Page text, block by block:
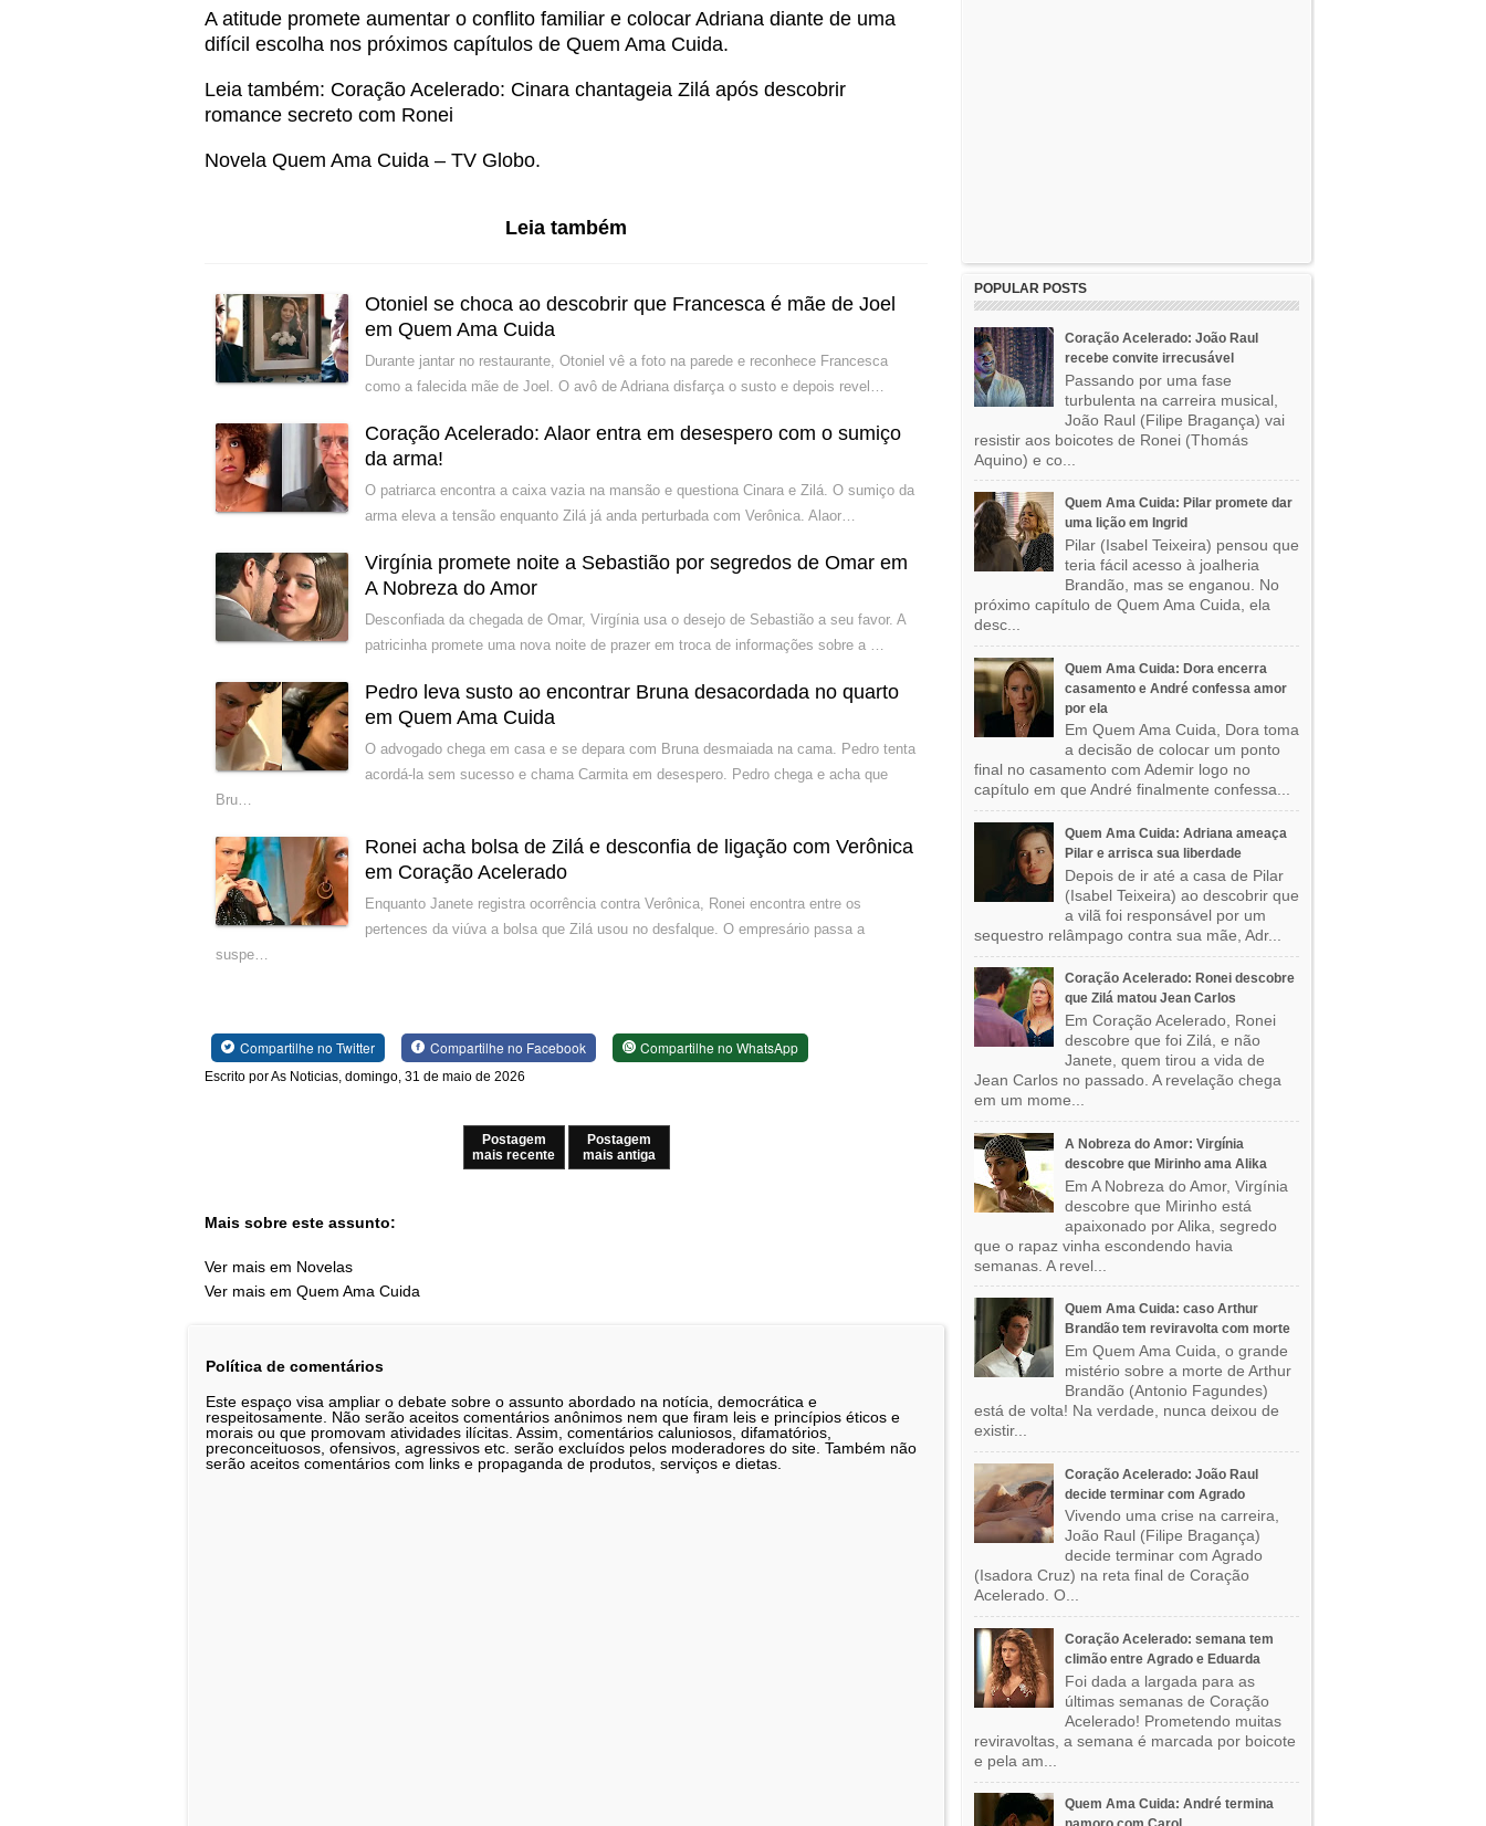
A atitude promete aumentar o conflito familiar e colocar Adriana diante de uma
difícil escolha nos próximos capítulos de Quem Ama Cuida.
Leia também: Coração Acelerado: Cinara chantageia Zilá após descobrir
romance secreto com Ronei
Novela Quem Ama Cuida – TV Globo.
Leia também
Otoniel se choca ao descobrir que Francesca é mãe de Joel
em Quem Ama Cuida
Durante jantar no restaurante, Otoniel vê a foto na parede e reconhece Francesca
como a falecida mãe de Joel. O avô de Adriana disfarça o susto e depois revel…
Coração Acelerado: Alaor entra em desespero com o sumiço
da arma!
O patriarca encontra a caixa vazia na mansão e questiona Cinara e Zilá. O sumiço da
arma eleva a tensão enquanto Zilá já anda perturbada com Verônica. Alaor…
Virgínia promete noite a Sebastião por segredos de Omar em
A Nobreza do Amor
Desconfiada da chegada de Omar, Virgínia usa o desejo de Sebastião a seu favor. A
patricinha promete uma nova noite de prazer em troca de informações sobre a …
Pedro leva susto ao encontrar Bruna desacordada no quarto
em Quem Ama Cuida
O advogado chega em casa e se depara com Bruna desmaiada na cama. Pedro tenta
acordá-la sem sucesso e chama Carmita em desespero. Pedro chega e acha que
Bru…
Ronei acha bolsa de Zilá e desconfia de ligação com Verônica
em Coração Acelerado
Enquanto Janete registra ocorrência contra Verônica, Ronei encontra entre os
pertences da viúva a bolsa que Zilá usou no desfalque. O empresário passa a
suspe…
Compartilhe no Twitter Compartilhe no Facebook Compartilhe no WhatsApp
Escrito por As Noticias, domingo, 31 de maio de 2026
Postagem
mais recente
Postagem
mais antiga
Mais sobre este assunto:
Ver mais em Novelas
Ver mais em Quem Ama Cuida
Política de comentários
Este espaço visa ampliar o debate sobre o assunto abordado na notícia, democrática e
respeitosamente. Não serão aceitos comentários anônimos nem que firam leis e princípios éticos e
morais ou que promovam atividades ilícitas. Assim, comentários caluniosos, difamatórios,
preconceituosos, ofensivos, agressivos etc. serão excluídos pelos moderadores do site. Também não
serão aceitos comentários com links e propaganda de produtos, serviços e dietas.
POPULAR POSTS
Coração Acelerado: João Raul
recebe convite irrecusável
Passando por uma fase
turbulenta na carreira musical,
João Raul (Filipe Bragança) vai
resistir aos boicotes de Ronei (Thomás
Aquino) e co...
Quem Ama Cuida: Pilar promete dar
uma lição em Ingrid
Pilar (Isabel Teixeira) pensou que
teria fácil acesso à joalheria
Brandão, mas se enganou. No
próximo capítulo de Quem Ama Cuida, ela
desc...
Quem Ama Cuida: Dora encerra
casamento e André confessa amor
por ela
Em Quem Ama Cuida, Dora toma
a decisão de colocar um ponto
final no casamento com Ademir logo no
capítulo em que André finalmente confessa...
Quem Ama Cuida: Adriana ameaça
Pilar e arrisca sua liberdade
Depois de ir até a casa de Pilar
(Isabel Teixeira) ao descobrir que
a vilã foi responsável por um
sequestro relâmpago contra sua mãe, Adr...
Coração Acelerado: Ronei descobre
que Zilá matou Jean Carlos
Em Coração Acelerado, Ronei
descobre que foi Zilá, e não
Janete, quem tirou a vida de
Jean Carlos no passado. A revelação chega
em um mome...
A Nobreza do Amor: Virgínia
descobre que Mirinho ama Alika
Em A Nobreza do Amor, Virgínia
descobre que Mirinho está
apaixonado por Alika, segredo
que o rapaz vinha escondendo havia
semanas. A revel...
Quem Ama Cuida: caso Arthur
Brandão tem reviravolta com morte
Em Quem Ama Cuida, o grande
mistério sobre a morte de Arthur
Brandão (Antonio Fagundes)
está de volta! Na verdade, nunca deixou de
existir...
Coração Acelerado: João Raul
decide terminar com Agrado
Vivendo uma crise na carreira,
João Raul (Filipe Bragança)
decide terminar com Agrado
(Isadora Cruz) na reta final de Coração
Acelerado. O...
Coração Acelerado: semana tem
climão entre Agrado e Eduarda
Foi dada a largada para as
últimas semanas de Coração
Acelerado! Prometendo muitas
reviravoltas, a semana é marcada por boicote
e pela am...
Quem Ama Cuida: André termina